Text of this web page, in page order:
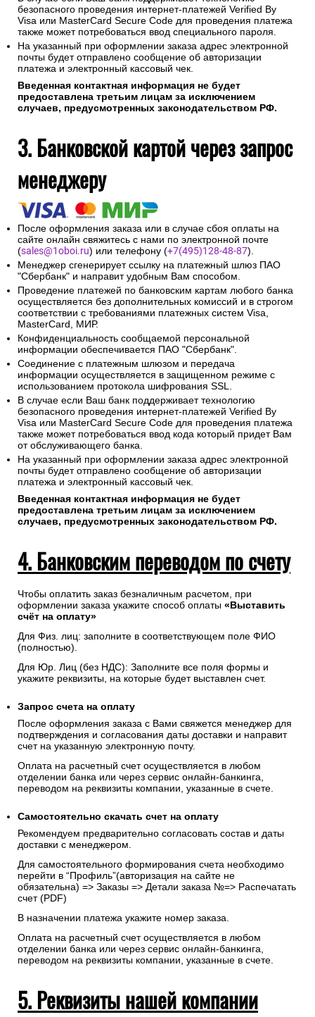
безопасного проведения интернет-платежей Verified By
Visa или MasterCard Secure Code для проведения платежа
также может потребоваться ввод специального пароля.
На указанный при оформлении заказа адрес электронной
почты будет отправлено сообщение об авторизации
платежа и электронный кассовый чек.
Введенная контактная информация не будет
предоставлена третьим лицам за исключением
случаев, предусмотренных законодательством РФ.
3. Банковской картой через запрос
менеджеру
После оформления заказа или в случае сбоя оплаты на
сайте онлайн свяжитесь с нами по электронной почте
(sales@1oboi.ru) или телефону (+7(495)128-48-87).
Менеджер сгенерирует ссылку на платежный шлюз ПАО
"Сбербанк" и направит удобным Вам способом.
Проведение платежей по банковским картам любого банка
осуществляется без дополнительных комиссий и в строгом
соответствии с требованиями платежных систем Visa,
MasterCard, МИР.
Конфиденциальность сообщаемой персональной
информации обеспечивается ПАО "Сбербанк".
Соединение с платежным шлюзом и передача
информации осуществляется в защищенном режиме с
использованием протокола шифрования SSL.
В случае если Ваш банк поддерживает технологию
безопасного проведения интернет-платежей Verified By
Visa или MasterCard Secure Code для проведения платежа
также может потребоваться ввод кода который придет Вам
от обслуживающего банка.
На указанный при оформлении заказа адрес электронной
почты будет отправлено сообщение об авторизации
платежа и электронный кассовый чек.
Введенная контактная информация не будет
предоставлена третьим лицам за исключением
случаев, предусмотренных законодательством РФ.
4. Банковским переводом по счету
Чтобы оплатить заказ безналичным расчетом, при
оформлении заказа укажите способ оплаты «Выставить
счёт на оплату»
Для Физ. лиц: заполните в соответствующем поле ФИО
(полностью).
Для Юр. Лиц (без НДС): Заполните все поля формы и
укажите реквизиты, на которые будет выставлен счет.
Запрос счета на оплату
После оформления заказа с Вами свяжется менеджер для
подтверждения и согласования даты доставки и направит
счет на указанную электронную почту.
Оплата на расчетный счет осуществляется в любом
отделении банка или через сервис онлайн-банкинга,
переводом на реквизиты компании, указанные в счете.
Самостоятельно скачать счет на оплату
Рекомендуем предварительно согласовать состав и даты
доставки с менеджером.
Для самостоятельного формирования счета необходимо
перейти в “Профиль”(авторизация на сайте не
обязательна) => Заказы => Детали заказа №=> Распечатать
счет (PDF)
В назначении платежа укажите номер заказа.
Оплата на расчетный счет осуществляется в любом
отделении банка или через сервис онлайн-банкинга,
переводом на реквизиты компании, указанные в счете.
5. Реквизиты нашей компании